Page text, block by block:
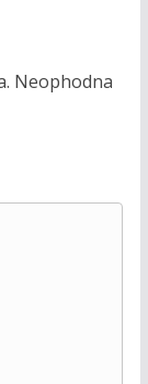
Neophodna